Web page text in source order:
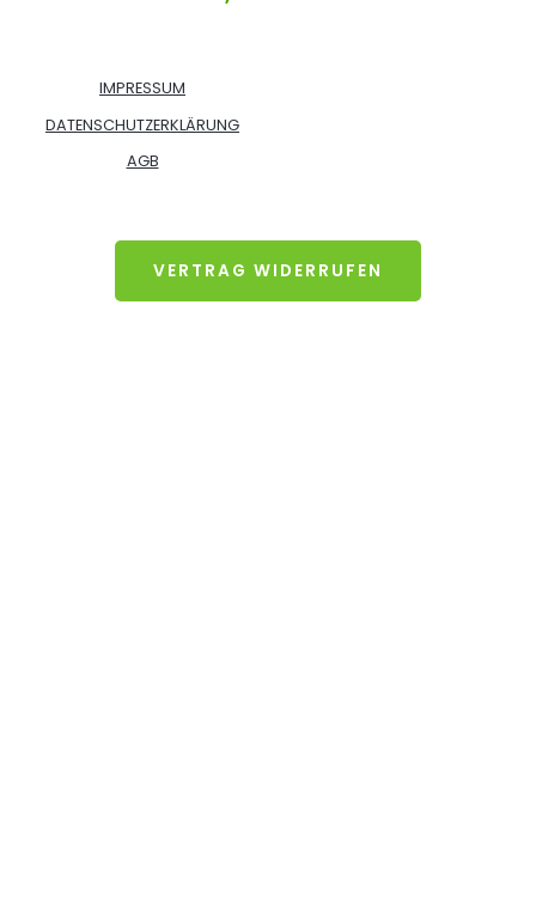
IMPRESSUM
DATENSCHUTZERKLÄRUNG
AGB
VERTRAG WIDERRUFEN